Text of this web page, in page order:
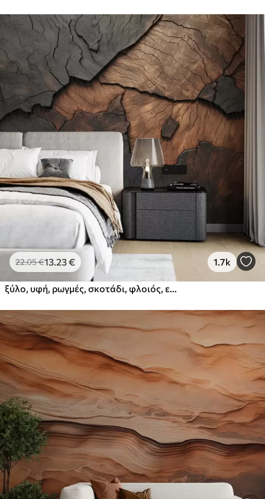
22.05€13.23€ 1.7k
ξύλο, υφή, ρωγμές, σκοτάδι, φλοιός, επιφάνεια